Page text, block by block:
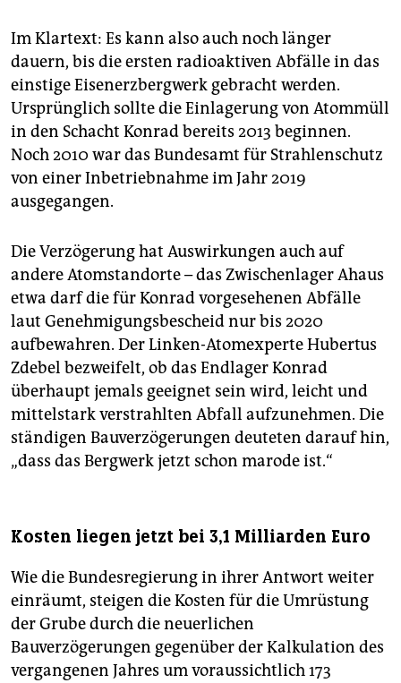
Im Klartext: Es kann also auch noch länger
dauern, bis die ersten radioaktiven Abfälle in das
einstige Eisenerzbergwerk gebracht werden.
Ursprünglich sollte die Einlagerung von Atommüll
in den Schacht Konrad bereits 2013 beginnen.
Noch 2010 war das Bundesamt für Strahlenschutz
von einer Inbetriebnahme im Jahr 2019
ausgegangen.
Die Verzögerung hat Auswirkungen auch auf
andere Atomstandorte – das Zwischenlager Ahaus
etwa darf die für Konrad vorgesehenen Abfälle
laut Genehmigungsbescheid nur bis 2020
aufbewahren. Der Linken-Atomexperte Hubertus
Zdebel bezweifelt, ob das Endlager Konrad
überhaupt jemals geeignet sein wird, leicht und
mittelstark verstrahlten Abfall aufzunehmen. Die
ständigen Bauverzögerungen deuteten darauf hin,
„dass das Bergwerk jetzt schon marode ist.“
Kosten liegen jetzt bei 3,1 Milliarden Euro
Wie die Bundesregierung in ihrer Antwort weiter
einräumt, steigen die Kosten für die Umrüstung
der Grube durch die neuerlichen
Bauverzögerungen gegenüber der Kalkulation des
vergangenen Jahres um voraussichtlich 173